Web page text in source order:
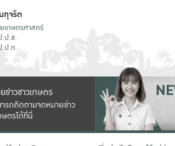
ทุจริต
เกษตรศาสตร์
.ป.ช.
.ป.ท.
ข่าวชาวเกษตร
รถติดตามจดหมายข่าว
ษตรได้ที่นี่